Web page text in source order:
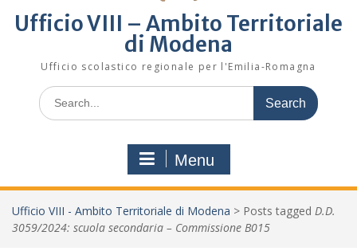
Ufficio VIII – Ambito Territoriale
di Modena
Ufficio scolastico regionale per l'Emilia-Romagna
Search
for:
Menu
Ufficio VIII - Ambito Territoriale di Modena > Posts tagged D.D.
3059/2024: scuola secondaria – Commissione B015